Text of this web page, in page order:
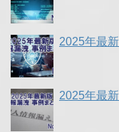
2025年最
2025年最